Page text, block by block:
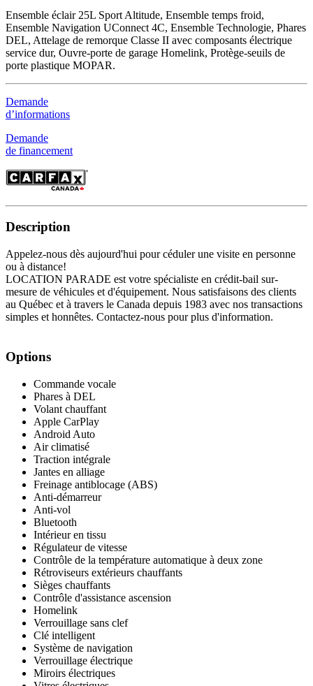
Ensemble éclair 25L Sport Altitude, Ensemble temps froid,
Ensemble Navigation UConnect 4C, Ensemble Technologie, Phares
DEL, Attelage de remorque Classe II avec composants électrique
service dur, Ouvre-porte de garage Homelink, Protège-seuils de
porte plastique MOPAR.
Demande
d’informations
Demande
de financement
Description
Appelez-nous dès aujourd'hui pour céduler une visite en personne
ou à distance!
LOCATION PARADE est votre spécialiste en crédit-bail sur-
mesure de véhicules et d'équipement. Nous satisfaisons des clients
au Québec et à travers le Canada depuis 1983 avec nos transactions
simples et honnêtes. Contactez-nous pour plus d'information.
Options
Commande vocale
Phares à DEL
Volant chauffant
Apple CarPlay
Android Auto
Air climatisé
Traction intégrale
Jantes en alliage
Freinage antiblocage (ABS)
Anti-démarreur
Anti-vol
Bluetooth
Intérieur en tissu
Régulateur de vitesse
Contrôle de la température automatique à deux zone
Rétroviseurs extérieurs chauffants
Sièges chauffants
Contrôle d'assistance ascension
Homelink
Verrouillage sans clef
Clé intelligent
Système de navigation
Verrouillage électrique
Miroirs électriques